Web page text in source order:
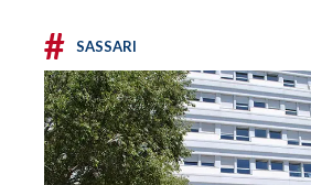
# SASSARI